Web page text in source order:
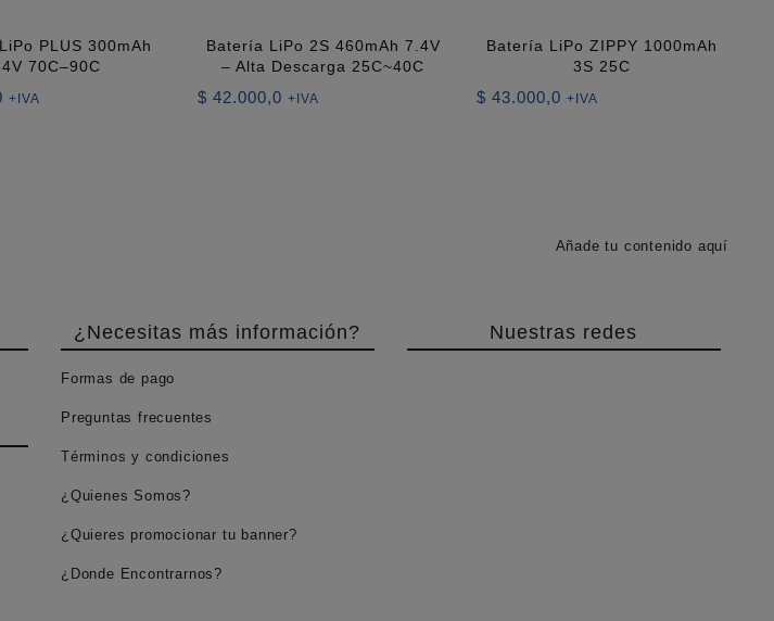
PLUS 300mAh
70C–90C
+IVA
Batería LiPo 2S 460mAh 7.4V
– Alta Descarga 25C~40C
$ 42.000,0 +IVA
Batería LiPo ZIPPY 1000mAh
3S 25C
$ 43.000,0 +IVA
Añade tu contenido aquí
¿Necesitas más información?
Formas de pago
Preguntas frecuentes
Términos y condiciones
¿Quienes Somos?
¿Quieres promocionar tu banner?
¿Donde Encontrarnos?
Nuestras redes